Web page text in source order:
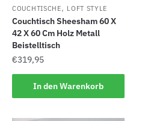
COUCHTISCHE, LOFT STYLE
Couchtisch Sheesham 60 X
42 X 60 Cm Holz Metall
Beistelltisch
€319,95
In den Warenkorb